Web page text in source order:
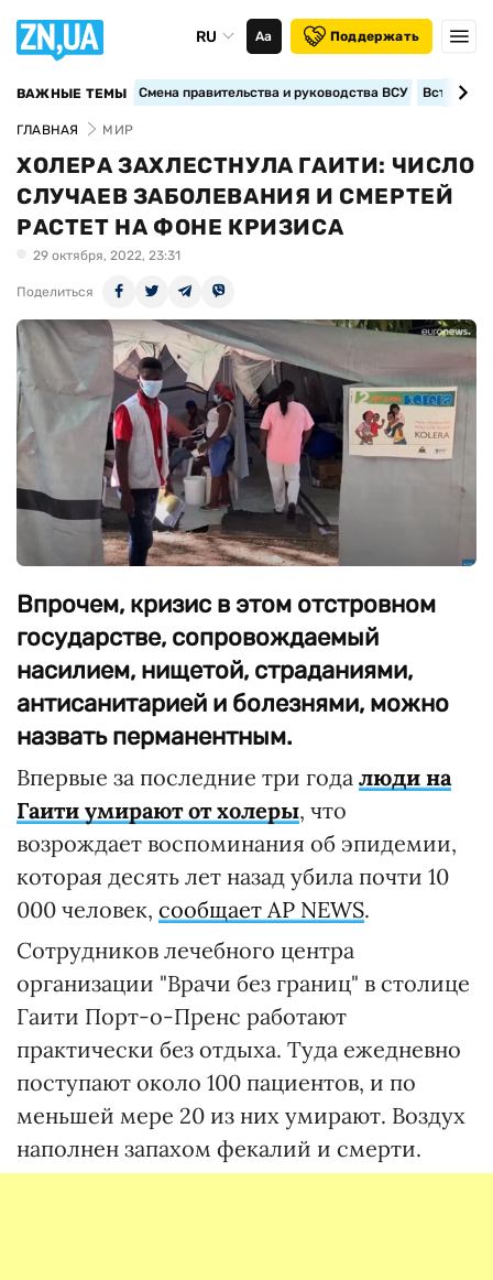
RU Аа Поддержать
ВАЖНЫЕ ТЕМЫ Смена правительства и руководства ВСУ
ГЛАВНАЯ МИР
ХОЛЕРА ЗАХЛЕСТНУЛА ГАИТИ: ЧИСЛО
СЛУЧАЕВ ЗАБОЛЕВАНИЯ И СМЕРТЕЙ
РАСТЕТ НА ФОНЕ КРИЗИСА
29 октября, 2022, 23:31
Поделиться
Впрочем, кризис в этом отстровном
государстве, сопровождаемый
насилием, нищетой, страданиями,
антисанитарией и болезнями, можно
назвать перманентным.
Впервые за последние три года люди на
Гаити умирают от холеры, что
возрождает воспоминания об эпидемии,
которая десять лет назад убила почти 10
000 человек, сообщает AP NEWS.
Сотрудников лечебного центра
организации "Врачи без границ" в столице
Гаити Порт-о-Пренс работают
практически без отдыха. Туда ежедневно
поступают около 100 пациентов, и по
меньшей мере 20 из них умирают. Воздух
наполнен запахом фекалий и смерти.